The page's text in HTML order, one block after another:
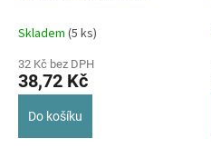
Skladem (5 ks)
32 Kč bez DPH
38,72 Kč
Do košíku